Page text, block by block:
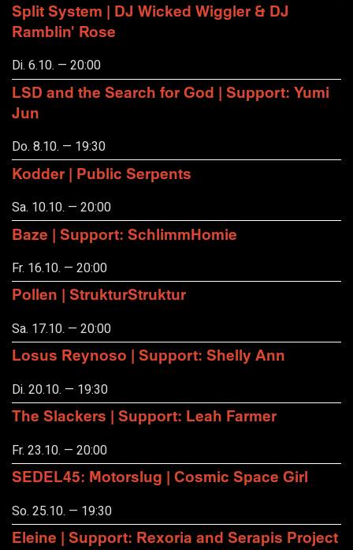
Split System | DJ Wicked Wiggler & DJ
Ramblin' Rose
Di. 6.10. — 20:00
LSD and the Search for God | Support: Yumi
Jun
Do. 8.10. — 19:30
Kodder | Public Serpents
Sa. 10.10. — 20:00
Baze | Support: SchlimmHomie
Fr. 16.10. — 20:00
Pollen | StrukturStruktur
Sa. 17.10. — 20:00
Losus Reynoso | Support: Shelly Ann
Di. 20.10. — 19:30
The Slackers | Support: Leah Farmer
Fr. 23.10. — 20:00
SEDEL45: Motorslug | Cosmic Space Girl
So. 25.10. — 19:30
Eleine | Support: Rexoria and Serapis Project